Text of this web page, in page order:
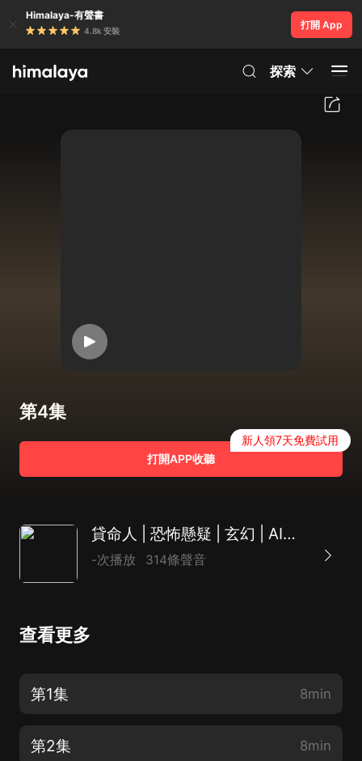
Himalaya-有聲書
4.8k 安裝
打開 App
探索
第4集
打開APP收聽
新人領7天免費試用
貸命人 | 恐怖懸疑 | 玄幻 | AI多播
-次播放 314條聲音
查看更多
第1集 8min
第2集 8min